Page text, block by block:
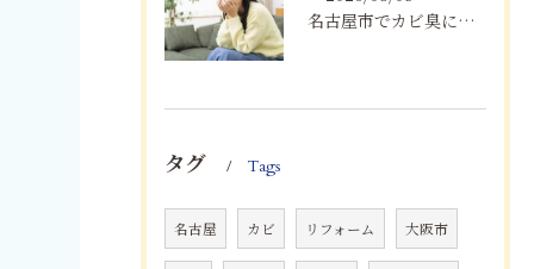
名古屋市でカビ臭にお困りの方へ｜原因を根本解決するカビ取り・防カビ対策とは
タグ Tags
名古屋 カビ リフォーム 大阪市